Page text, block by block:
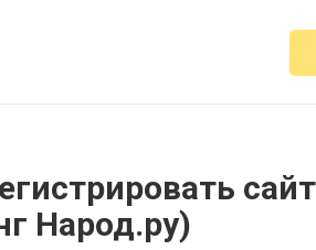
Народ.ру)